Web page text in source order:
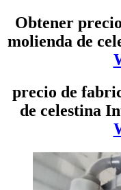
Obtener
molienda de
precio de
de celestina